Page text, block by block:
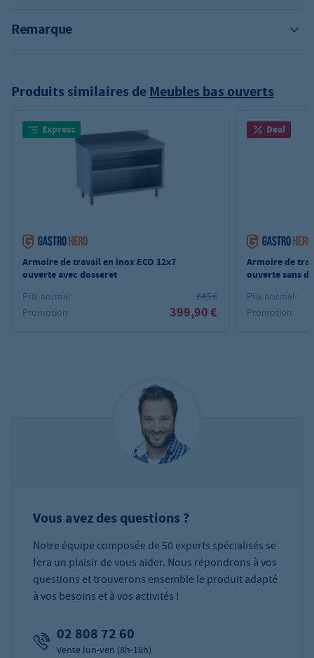
Remarque
Produits similaires deMeubles bas ouverts
Express
Armoire de travail en inox ECO 12x7
ouverte avec dosseret
Prix normal:
645 €
Promotion:
399,90 €
Deal
Armoire de
ouverte sans
Prix normal:
Promotion:
Vous avez des questions ?
Notre équipe composée de 50 experts spécialisés se
fera un plaisir de vous aider. Nous répondrons à vos
questions et trouverons ensemble le produit adapté
à vos besoins et à vos activités !
02 808 72 60
Vente lun-ven (8h-18h)